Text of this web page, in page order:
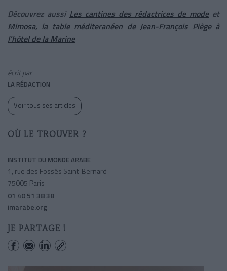
Découvrez aussi Les cantines des rédactrices de modeet
Mimosa, la table méditeranéen de Jean-François Piège à
l'hôtel de la Marine
écrit par
LA RÉDACTION
Voir tous ses articles
OÙ LE TROUVER ?
INSTITUT DU MONDE ARABE
1, rue des Fossés Saint-Bernard
75005 Paris
01 40 51 38 38
imarabe.org
JE PARTAGE !